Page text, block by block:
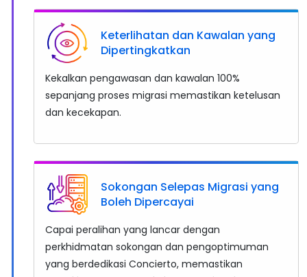
Keterlihatan dan Kawalan yang
Dipertingkatkan
Kekalkan pengawasan dan kawalan 100%
sepanjang proses migrasi memastikan ketelusan
dan kecekapan.
Sokongan Selepas Migrasi yang
Boleh Dipercayai
Capai peralihan yang lancar dengan
perkhidmatan sokongan dan pengoptimuman
yang berdedikasi Concierto, memastikan